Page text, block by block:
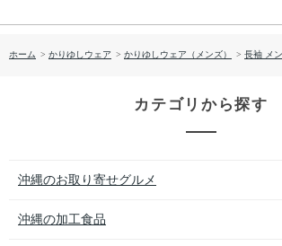
ホーム > かりゆしウェア > かりゆしウェア（メンズ） > 長袖 メ
カテゴリから探す
沖縄のお取り寄せグルメ
沖縄の加工食品